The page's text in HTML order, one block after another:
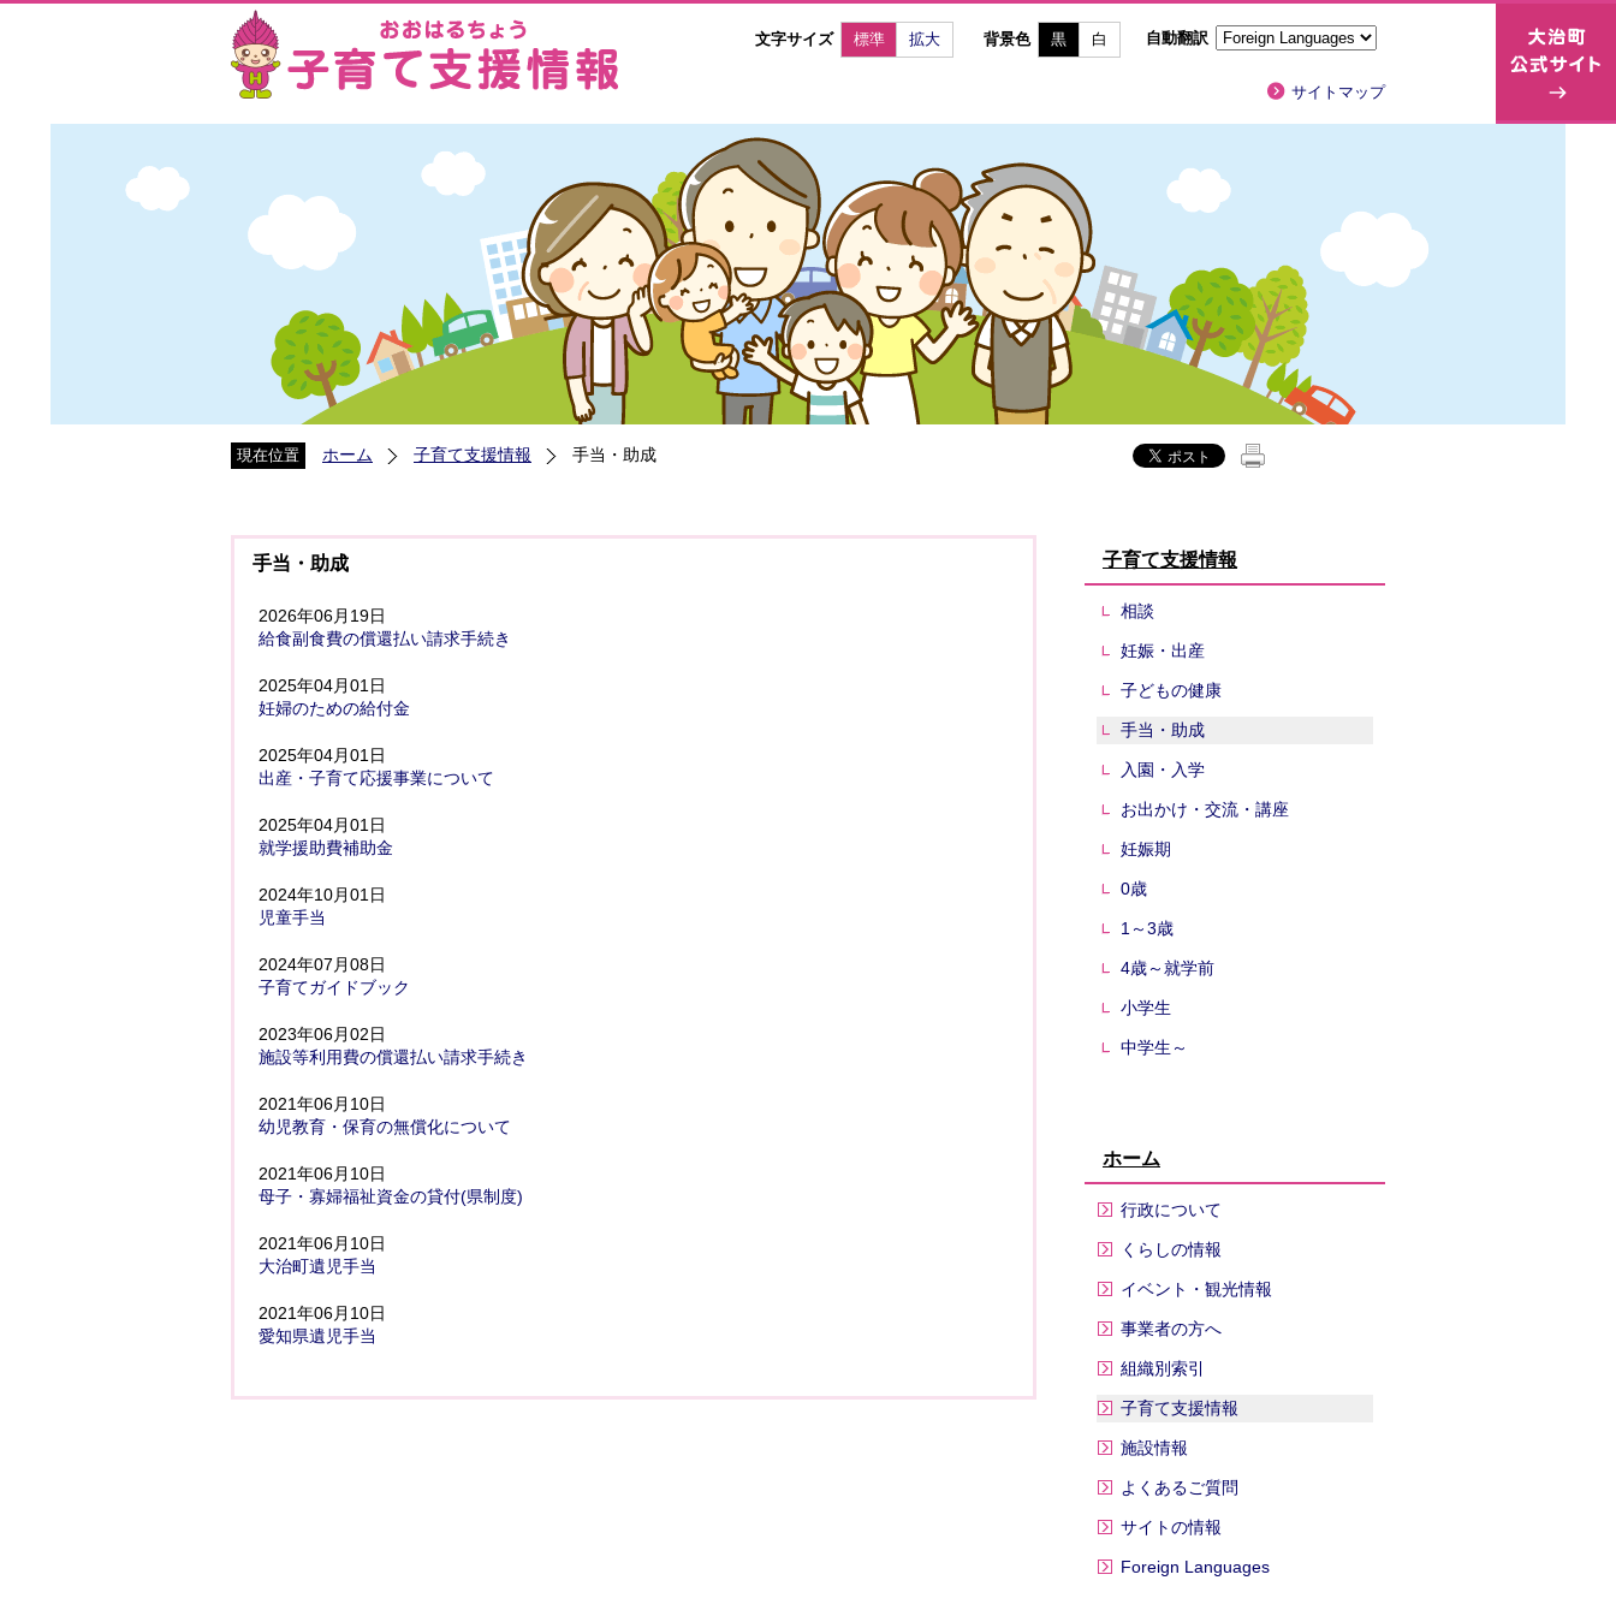
文字サイズ 標準 拡大 背景色 黒 白 自動翻訳
サイトマップ
現在位置 ホーム 子育て支援情報 手当・助成
手当・助成
2026年06月19日
給食副食費の償還払い請求手続き
2025年04月01日
妊婦のための給付金
2025年04月01日
出産・子育て応援事業について
2025年04月01日
就学援助費補助金
2024年10月01日
児童手当
2024年07月08日
子育てガイドブック
2023年06月02日
施設等利用費の償還払い請求手続き
2021年06月10日
幼児教育・保育の無償化について
2021年06月10日
母子・寡婦福祉資金の貸付(県制度)
2021年06月10日
大治町遺児手当
2021年06月10日
愛知県遺児手当
子育て支援情報
相談
妊娠・出産
子どもの健康
手当・助成
入園・入学
お出かけ・交流・講座
妊娠期
0歳
1～3歳
4歳～就学前
小学生
中学生～
ホーム
行政について
くらしの情報
イベント・観光情報
事業者の方へ
組織別索引
子育て支援情報
施設情報
よくあるご質問
サイトの情報
Foreign Languages